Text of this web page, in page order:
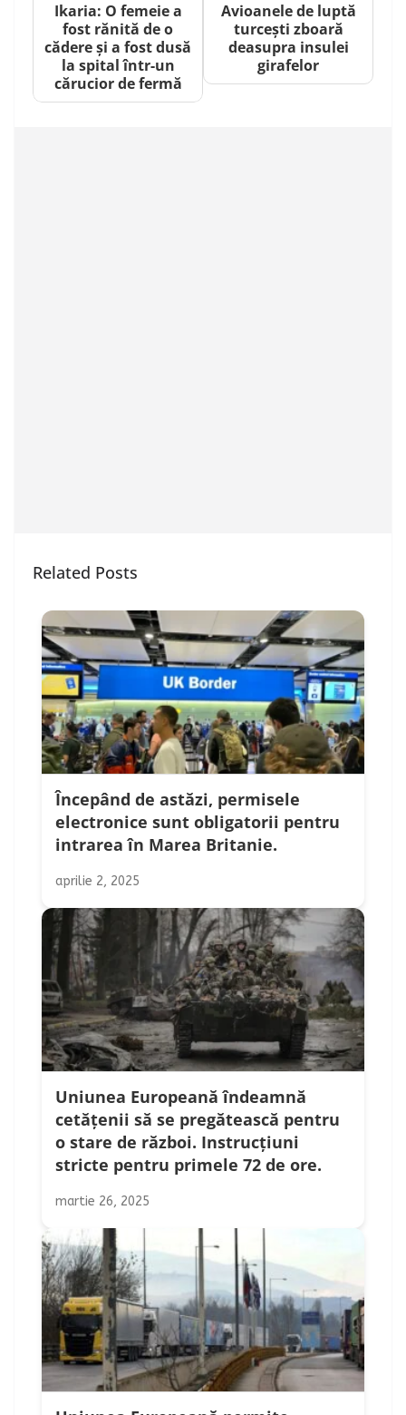
Ikaria: O femeie a
fost rănită de o
cădere și a fost dusă
la spital într-un
cărucior de fermă
Avioanele de luptă
turcești zboară
deasupra insulei
girafelor
Related Posts
Începând de astăzi, permisele
electronice sunt obligatorii pentru
intrarea în Marea Britanie.
aprilie 2, 2025
Uniunea Europeană îndeamnă
cetățenii să se pregătească pentru
o stare de război. Instrucțiuni
stricte pentru primele 72 de ore.
martie 26, 2025